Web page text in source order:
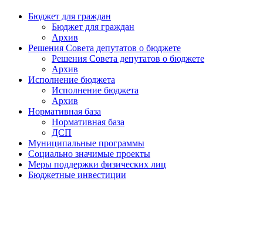
Бюджет для граждан
Бюджет для граждан
Архив
Решения Совета депутатов о бюджете
Решения Совета депутатов о бюджете
Архив
Исполнение бюджета
Исполнение бюджета
Архив
Нормативная база
Нормативная база
ДСП
Муниципальные программы
Социально значимые проекты
Меры поддержки физических лиц
Бюджетные инвестиции